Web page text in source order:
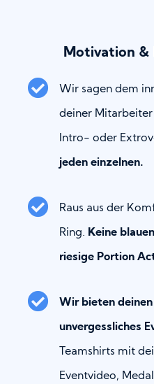
Motivation &
Wir sagen dem
deiner
Intro- oder
jeden einzelnen.
Raus aus der
Ring. Keine
riesige Portion
Wir bieten
unvergessliches
Teamshirts mit
Eventvideo,